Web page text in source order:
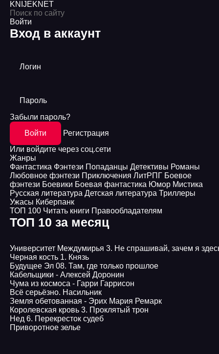
KNIJEKNET
Войти
Вход в аккаунт
Логин
Пароль
Забыли пароль?
Войти
Регистрация
Или войдите через соц.сети
Жанры
Фантастика Фэнтези Попаданцы Детективы Романы
Любовное фэнтези Приключения ЛитРПГ Боевое
фэнтези Боевики Боевая фантастика Юмор Мистика
Русская литература Детская литература Триллеры
Ужасы Киберпанк
ТОП 100 Читать книги Правообладателям
ТОП 10 за месяц
Университет Междумирья 3. Не спрашивай, зачем я
Черная кость 1. Князь
Будущее Эл 08. Там, где только прошлое
Кабельщики - Алексей Доронин
Чума из космоса - Гарри Гаррисон
Всё серьёзно. Насильник
Земля обетованная - Эрих Мария Ремарк
Королевская кровь 3. Проклятый трон
Нед 6. Перекресток судеб
Приворотное зелье